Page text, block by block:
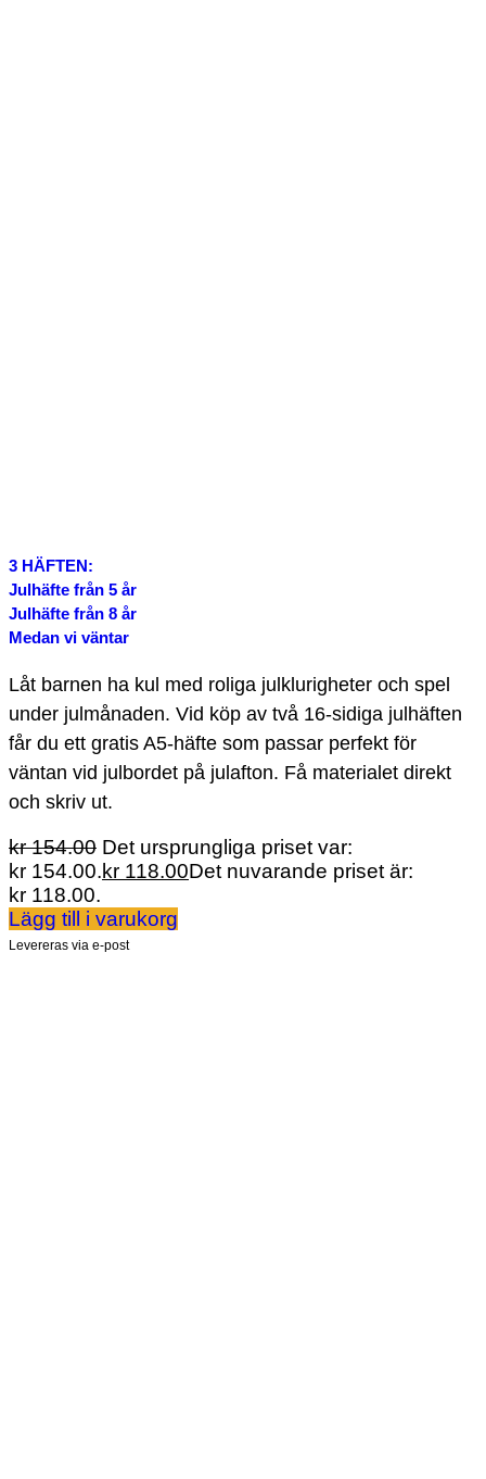
3 HÄFTEN:
Julhäfte från 5 år
Julhäfte från 8 år
Medan vi väntar
Låt barnen ha kul med roliga julklurigheter och spel
under julmånaden. Vid köp av två 16-sidiga julhäften
får du ett gratis A5-häfte som passar perfekt för
väntan vid julbordet på julafton. Få materialet direkt
och skriv ut.
kr154.00 Det ursprungliga priset var:
kr 154.00.kr 118.00Det nuvarande priset är:
kr 118.00.
Lägg till i varukorg
Levereras via e-post